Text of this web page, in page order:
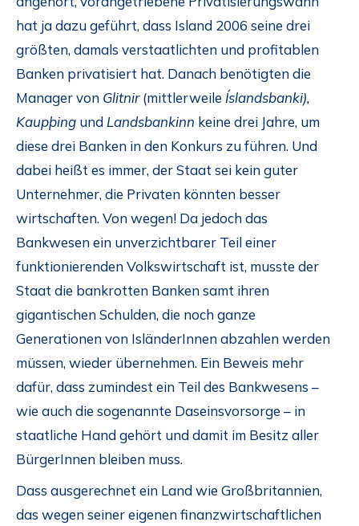
hat ja dazu geführt, dass Island 2006 seine drei
größten, damals verstaatlichten und profitablen
Banken privatisiert hat. Danach benötigten die
Manager von Glitnir(mittlerweile Íslandsbanki),
Kaupþing undLandsbankinn keine drei Jahre, um
diese drei Banken in den Konkurs zu führen. Und
dabei heißt es immer, der Staat sei kein guter
Unternehmer, die Privaten könnten besser
wirtschaften. Von wegen! Da jedoch das
Bankwesen ein unverzichtbarer Teil einer
funktionierenden Volkswirtschaft ist, musste der
Staat die bankrotten Banken samt ihren
gigantischen Schulden, die noch ganze
Generationen von IsländerInnen abzahlen werden
müssen, wieder übernehmen. Ein Beweis mehr
dafür, dass zumindest ein Teil des Bankwesens –
wie auch die sogenannte Daseinsvorsorge – in
staatliche Hand gehört und damit im Besitz aller
BürgerInnen bleiben muss.
Dass ausgerechnet ein Land wie Großbritannien,
das wegen seiner eigenen finanzwirtschaftlichen